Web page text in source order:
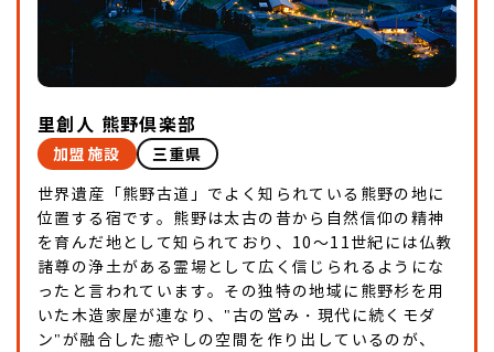
里創人 熊野倶楽部
加盟施設 三重県
世界遺産「熊野古道」でよく知られている熊野の地に
位置する宿です。熊野は太古の昔から自然信仰の精神
を育んだ地として知られており、10～11世紀には仏教
諸尊の浄土がある霊場として広く信じられるようにな
ったと言われています。その独特の地域に熊野杉を用
いた木造家屋が連なり、"古の営み・現代に続くモダ
ン"が融合した癒やしの空間を作り出しているのが、